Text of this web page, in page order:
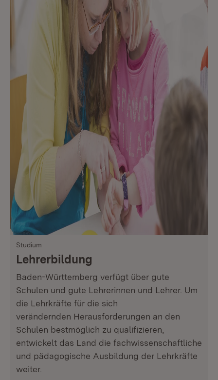
Studium
Lehrerbildung
Baden-Württemberg verfügt über gute
Schulen und gute Lehrerinnen und Lehrer. Um
die Lehrkräfte für die sich
verändernden Herausforderungen an den
Schulen bestmöglich zu qualifizieren,
entwickelt das Land die fachwissenschaftliche
und pädagogische Ausbildung der Lehrkräfte
weiter.